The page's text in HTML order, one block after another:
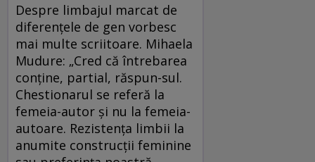
Despre limbajul marcat de
diferenţele de gen vorbesc
mai multe scriitoare. Mihaela
Mudure: „Cred că întrebarea
conţine, partial, răspun-sul.
Chestionarul se referă la
femeia-autor şi nu la femeia-
autoare. Rezistenţa limbii la
anumite construcţii feminine